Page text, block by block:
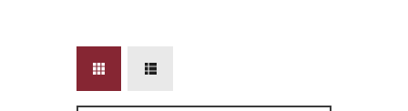
ΙΕΡΑΤΙΚΑ
ΚΕΡΙΑ
ΕΙΔΗ ΔΩΡΩΝ –